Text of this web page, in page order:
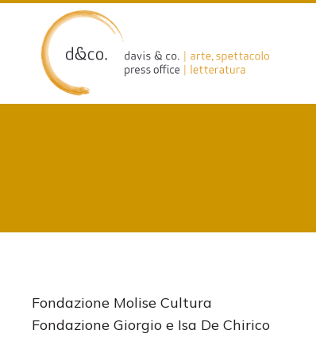
content
Fondazione Molise Cultura
Fondazione Giorgio e Isa De Chirico